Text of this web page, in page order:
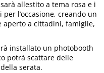
allestito a tema rosa e i
l’occasione, creando un
aperto a cittadini, famiglie,
installato un photobooth
potrà scattare delle
serata.